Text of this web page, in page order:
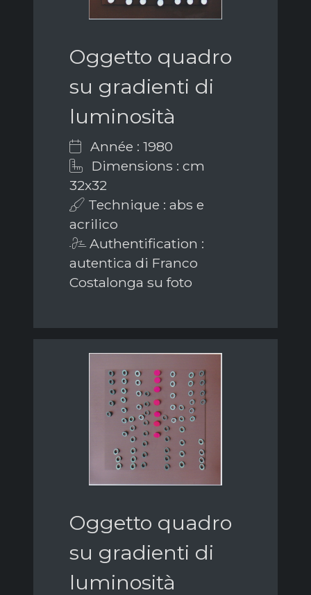
Oggetto quadro
su gradienti di
luminosità
Année : 1980
Dimensions : cm
32x32
Technique : abs e
acrilico
Authentification :
autentica di Franco
Costalonga su foto
Oggetto quadro
su gradienti di
luminosità